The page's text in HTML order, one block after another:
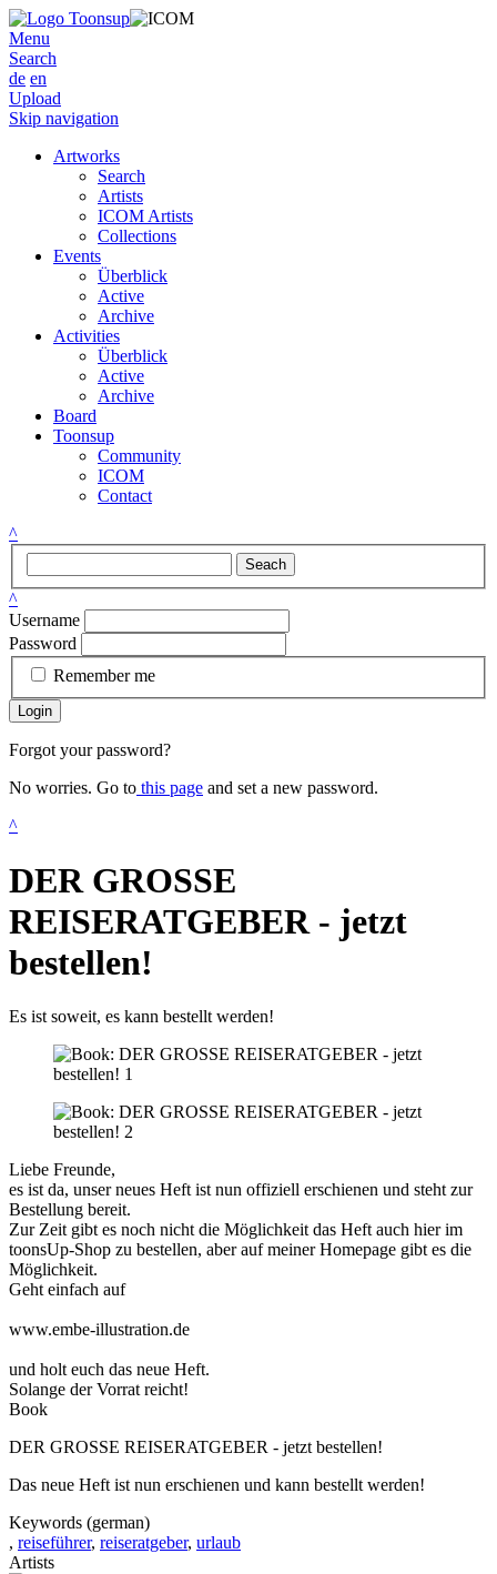
Menu
Search
de en
Upload
Skip navigation
Artworks
Search
Artists
ICOM Artists
Collections
Events
Überblick
Active
Archive
Activities
Überblick
Active
Archive
Board
Toonsup
Community
ICOM
Contact
^
Seach
^
Username
Password
Remember me
Login
Forgot your password?
No worries. Go to this page and set a new password.
^
DER GROSSE
REISERATGEBER - jetzt
bestellen!
Es ist soweit, es kann bestellt werden!
Liebe Freunde,
es ist da, unser neues Heft ist nun offiziell erschienen und steht zur
Bestellung bereit.
Zur Zeit gibt es noch nicht die Möglichkeit das Heft auch hier im
toonsUp-Shop zu bestellen, aber auf meiner Homepage gibt es die
Möglichkeit.
Geht einfach auf
www.embe-illustration.de
und holt euch das neue Heft.
Solange der Vorrat reicht!
Book
DER GROSSE REISERATGEBER - jetzt bestellen!
Das neue Heft ist nun erschienen und kann bestellt werden!
Keywords (german)
, reiseführer, reiseratgeber, urlaub
Artists